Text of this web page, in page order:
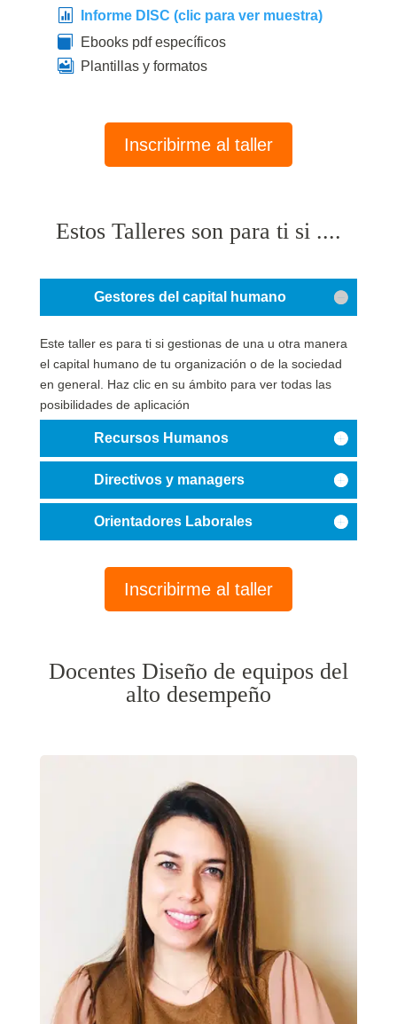
Informe DISC (clic para ver muestra)
Ebooks pdf específicos
Plantillas y formatos
Inscribirme al taller
Estos Talleres son para ti si ....
Gestores del capital humano
Este taller es para ti si gestionas de una u otra manera
el capital humano de tu organización o de la sociedad
en general. Haz clic en su ámbito para ver todas las
posibilidades de aplicación
Recursos Humanos
Directivos y managers
Orientadores Laborales
Inscribirme al taller
Docentes Diseño de equipos del
alto desempeño